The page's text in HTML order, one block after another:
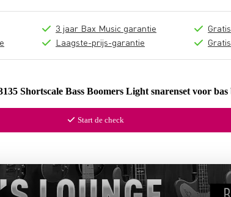
3 jaar Bax Music garantie
Laagste-prijs-garantie
Shortscale Bass Boomers Light snarenset voor bas
Start de check